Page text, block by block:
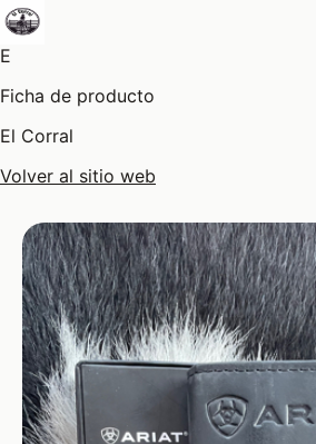
E
Ficha de producto
El Corral
Volver al sitio web